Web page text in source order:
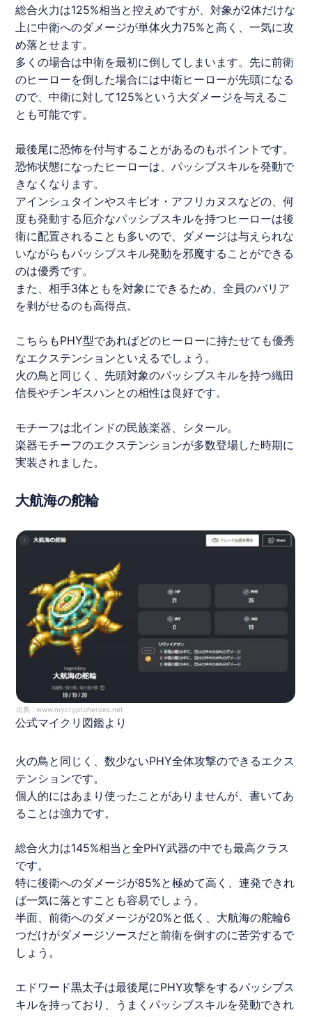
総合火力は125%相当と控えめですが、対象が2体だけな
上に中衛へのダメージが単体火力75%と高く、一気に攻
め落とせます。
多くの場合は中衛を最初に倒してしまいます。先に前衛
のヒーローを倒した場合には中衛ヒーローが先頭になる
ので、中衛に対して125%という大ダメージを与えるこ
とも可能です。
最後尾に恐怖を付与することがあるのもポイントです。
恐怖状態になったヒーローは、パッシブスキルを発動で
きなくなります。
アインシュタインやスキピオ・アフリカヌスなどの、何
度も発動する厄介なパッシブスキルを持つヒーローは後
衛に配置されることも多いので、ダメージは与えられな
いながらもパッシブスキル発動を邪魔することができる
のは優秀です。
また、相手3体ともを対象にできるため、全員のバリア
を剥がせるのも高得点。
こちらもPHY型であればどのヒーローに持たせても優秀
なエクステンションといえるでしょう。
火の鳥と同じく、先頭対象のパッシブスキルを持つ織田
信長やチンギスハンとの相性は良好です。
モチーフは北インドの民族楽器、シタール。
楽器モチーフのエクステンションが多数登場した時期に
実装されました。
大航海の舵輪
出典 :www.mycryptoheroes.net
公式マイクリ図鑑より
火の鳥と同じく、数少ないPHY全体攻撃のできるエクス
テンションです。
個人的にはあまり使ったことがありませんが、書いてあ
ることは強力です。
総合火力は145%相当と全PHY武器の中でも最高クラス
です。
特に後衛へのダメージが85%と極めて高く、連発できれ
ば一気に落とすことも容易でしょう。
半面、前衛へのダメージが20%と低く、大航海の舵輪6
つだけがダメージソースだと前衛を倒すのに苦労するで
しょう。
エドワード黒太子は最後尾にPHY攻撃をするパッシブス
キルを持っており、うまくパッシブスキルを発動できれ